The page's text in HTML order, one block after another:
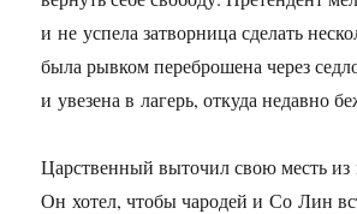
и не успела затворница сделать
была рывком переброшена через
и увезена в лагерь, откуда недавно
Царственный выточил свою месть из
Он хотел, чтобы чародей и Со Лин